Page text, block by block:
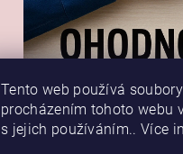
Tento web používá
procházením tohoto webu
s jejich používáním.. Více